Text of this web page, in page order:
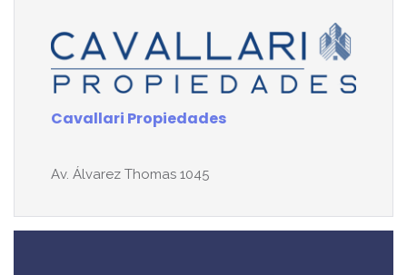
Cavallari Propiedades
Av. Álvarez Thomas 1045